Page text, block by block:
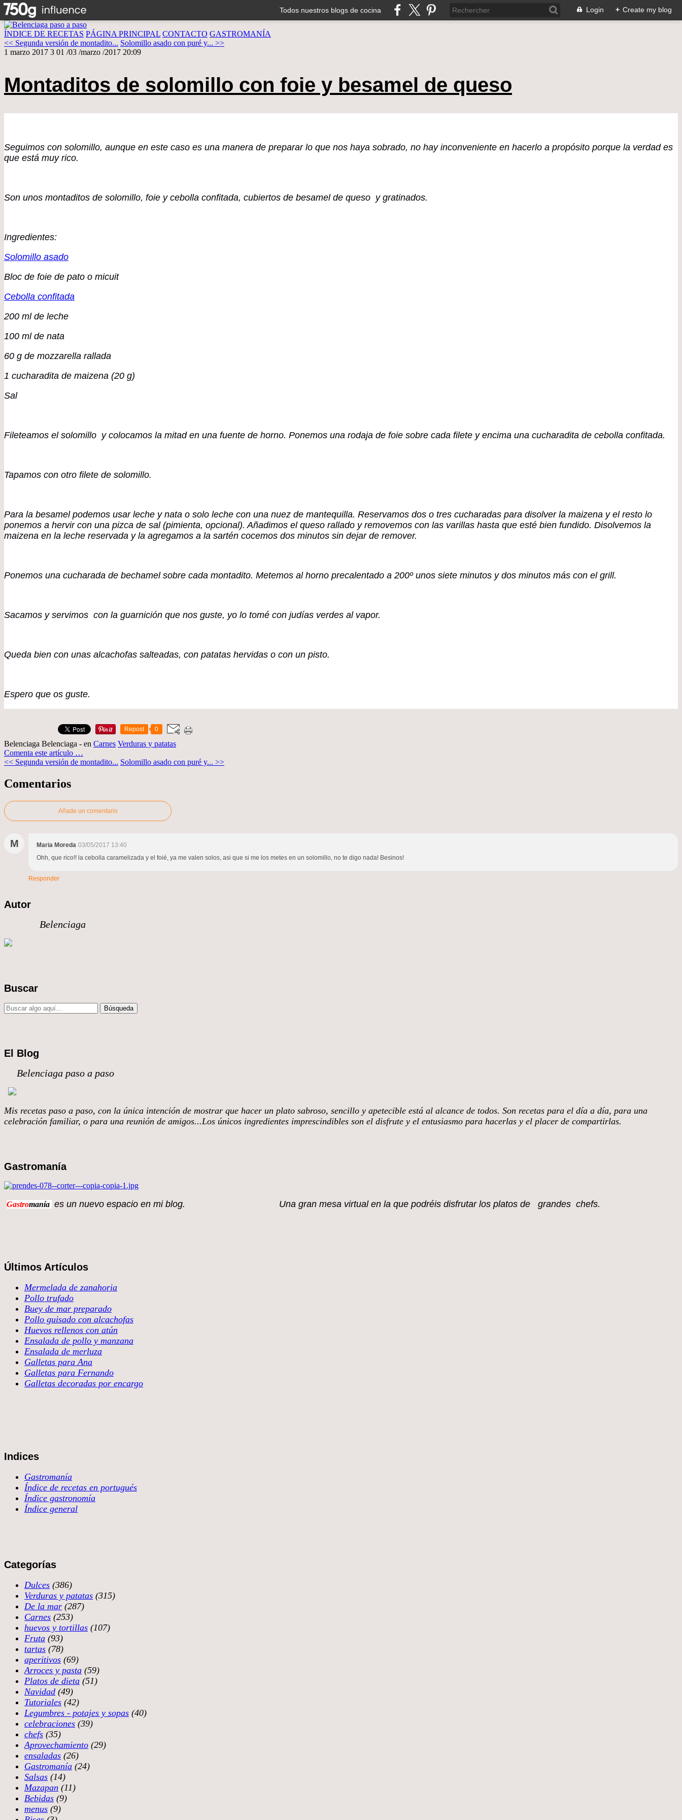
Todos nuestros blogs de cocina Login + Create my blog
ÍNDICE DE RECETAS PÁGINA PRINCIPAL CONTACTO GASTROMANÍA
<< Segunda versión de montadito... Solomillo asado con puré y... >>
1 marzo 2017 3 01 /03 /marzo /2017 20:09
Montaditos de solomillo con foie y besamel de queso
Seguimos con solomillo, aunque en este caso es una manera de preparar lo que nos haya sobrado, no hay inconveniente en hacerlo a propósito porque la verdad es
que está muy rico.
Son unos montaditos de solomillo, foie y cebolla confitada, cubiertos de besamel de queso y gratinados.
Ingredientes:
Solomillo asado
Bloc de foie de pato o micuit
Cebolla confitada
200 ml de leche
100 ml de nata
60 g de mozzarella rallada
1 cucharadita de maizena (20 g)
Sal
Fileteamos el solomillo y colocamos la mitad en una fuente de horno. Ponemos una rodaja de foie sobre cada filete y encima una cucharadita de cebolla confitada.
Tapamos con otro filete de solomillo.
Para la besamel podemos usar leche y nata o solo leche con una nuez de mantequilla. Reservamos dos o tres cucharadas para disolver la maizena y el resto lo
ponemos a hervir con una pizca de sal (pimienta, opcional). Añadimos el queso rallado y removemos con las varillas hasta que esté bien fundido. Disolvemos la
maizena en la leche reservada y la agregamos a la sartén cocemos dos minutos sin dejar de remover.
Ponemos una cucharada de bechamel sobre cada montadito. Metemos al horno precalentado a 200º unos siete minutos y dos minutos más con el grill.
Sacamos y servimos con la guarnición que nos guste, yo lo tomé con judías verdes al vapor.
Queda bien con unas alcachofas salteadas, con patatas hervidas o con un pisto.
Espero que os guste.
Repost 0
Belenciaga Belenciaga - en Carnes Verduras y patatas
Comenta este artículo …
<< Segunda versión de montadito... Solomillo asado con puré y... >>
Comentarios
Añade un comentario
M Maria Moreda 03/05/2017 13:40
Ohh, que rico!! la cebolla caramelizada y el foié, ya me valen solos, asi que si me los metes en un solomillo, no te digo nada! Besinos!
Responder
Autor
Belenciaga
Buscar
El Blog
Belenciaga paso a paso
Mis recetas paso a paso, con la única intención de mostrar que hacer un plato sabroso, sencillo y apetecible está al alcance de todos. Son recetas para el día a día, para una
celebración familiar, o para una reunión de amigos...Los únicos ingredientes imprescindibles son el disfrute y el entusiasmo para hacerlas y el placer de compartirlas.
Gastromanía
Gastromanía es un nuevo espacio en mi blog. Una gran mesa virtual en la que podréis disfrutar los platos de grandes chefs.
Últimos Artículos
Mermelada de zanahoria
Pollo trufado
Buey de mar preparado
Pollo guisado con alcachofas
Huevos rellenos con atún
Ensalada de pollo y manzana
Ensalada de merluza
Galletas para Ana
Galletas para Fernando
Galletas decoradas por encargo
Indices
Gastromanía
Índice de recetas en portugués
Índice gastronomía
Índice general
Categorías
Dulces (386)
Verduras y patatas (315)
De la mar (287)
Carnes (253)
huevos y tortillas (107)
Fruta (93)
tartas (78)
aperitivos (69)
Arroces y pasta (59)
Platos de dieta (51)
Navidad (49)
Tutoriales (42)
Legumbres - potajes y sopas (40)
celebraciones (39)
chefs (35)
Aprovechamiento (29)
ensaladas (26)
Gastromanía (24)
Salsas (14)
Mazapan (11)
Bebidas (9)
menus (9)